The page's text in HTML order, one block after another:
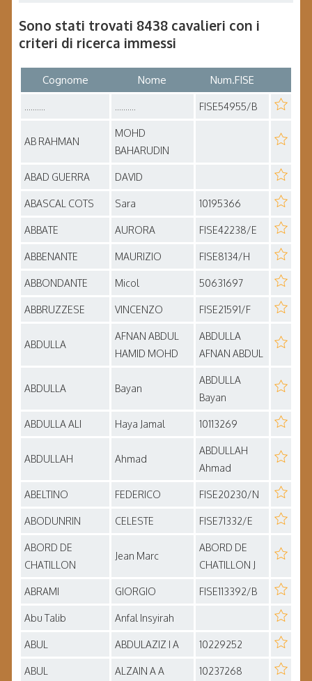
Sono stati trovati 8438 cavalieri con i
criteri di ricerca immessi
Cognome Nome Num.FISE
.......... .......... FISE54955/B
AB RAHMAN
MOHD
BAHARUDIN
ABAD GUERRA DAVID
ABASCAL COTS Sara 10195366
ABBATE AURORA FISE42238/E
ABBENANTE MAURIZIO FISE8134/H
ABBONDANTE Micol 50631697
ABBRUZZESE VINCENZO FISE21591/F
ABDULLA
AFNAN ABDUL
HAMID MOHD
ABDULLA
AFNAN ABDUL
ABDULLA Bayan
ABDULLA
Bayan
ABDULLA ALI Haya Jamal 10113269
ABDULLAH Ahmad
ABDULLAH
Ahmad
ABELTINO FEDERICO FISE20230/N
ABODUNRIN CELESTE FISE71332/E
ABORD DE
CHATILLON
Jean Marc
ABORD DE
CHATILLON J
ABRAMI GIORGIO FISE113392/B
Abu Talib Anfal Insyirah
ABUL ABDULAZIZ I A 10229252
ABUL ALZAIN A A 10237268